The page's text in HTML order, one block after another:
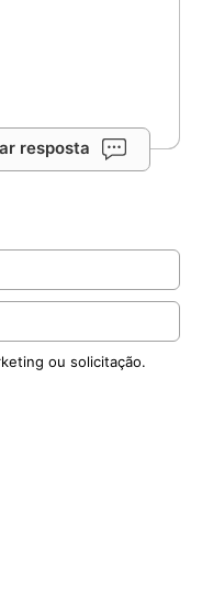
resposta
ou solicitação.